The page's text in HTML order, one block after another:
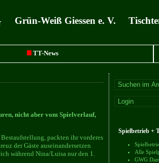
Grün-Weiß Giessen e. V.
TT-News
nicht aber vom Spielverlauf,
packten ihr vorderes
der Gäste auseinandersetzen
während Nina/Luisa nur den 1.
Spielbetrieb +
Alle
GWG